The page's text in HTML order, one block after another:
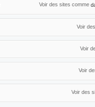
Voir des sites comme
Voir
Voir
Voir
Voir des